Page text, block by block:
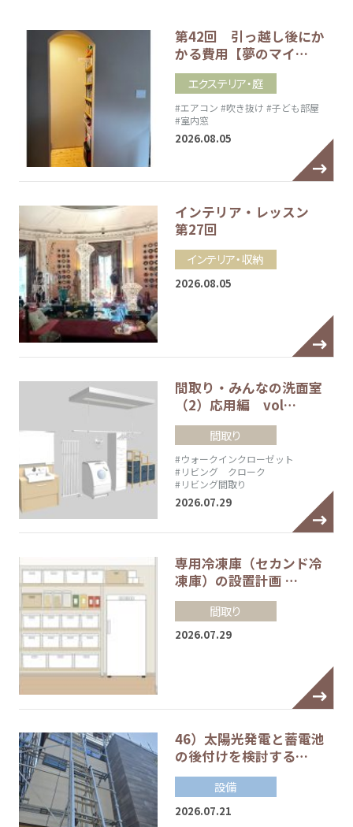
第42回 引っ越し後にか
かる費用【夢のマイ…
エクステリア・庭
#エアコン #吹き抜け #子ども部屋
#室内窓
2026.08.05
インテリア・レッスン
第27回
インテリア・収納
2026.08.05
間取り・みんなの洗面室
（2）応用編 vol…
間取り
#ウォークインクローゼット
#リビング クローク
#リビング間取り
2026.07.29
専用冷凍庫（セカンド冷
凍庫）の設置計画 …
間取り
2026.07.29
46）太陽光発電と蓄電池
の後付けを検討する…
設備
2026.07.21